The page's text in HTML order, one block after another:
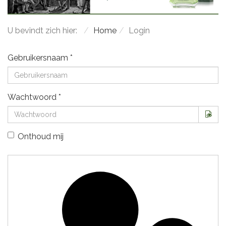
U bevindt zich hier: Home Login
Gebruikersnaam *
Wachtwoord *
Onthoud mij